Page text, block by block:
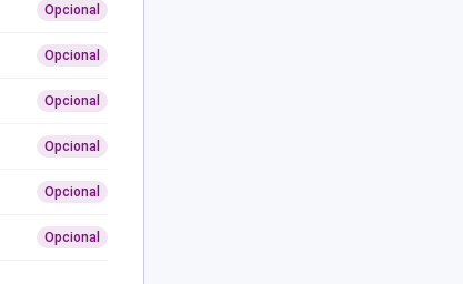
Opcional
Opcional
Opcional
Opcional
Opcional
Opcional